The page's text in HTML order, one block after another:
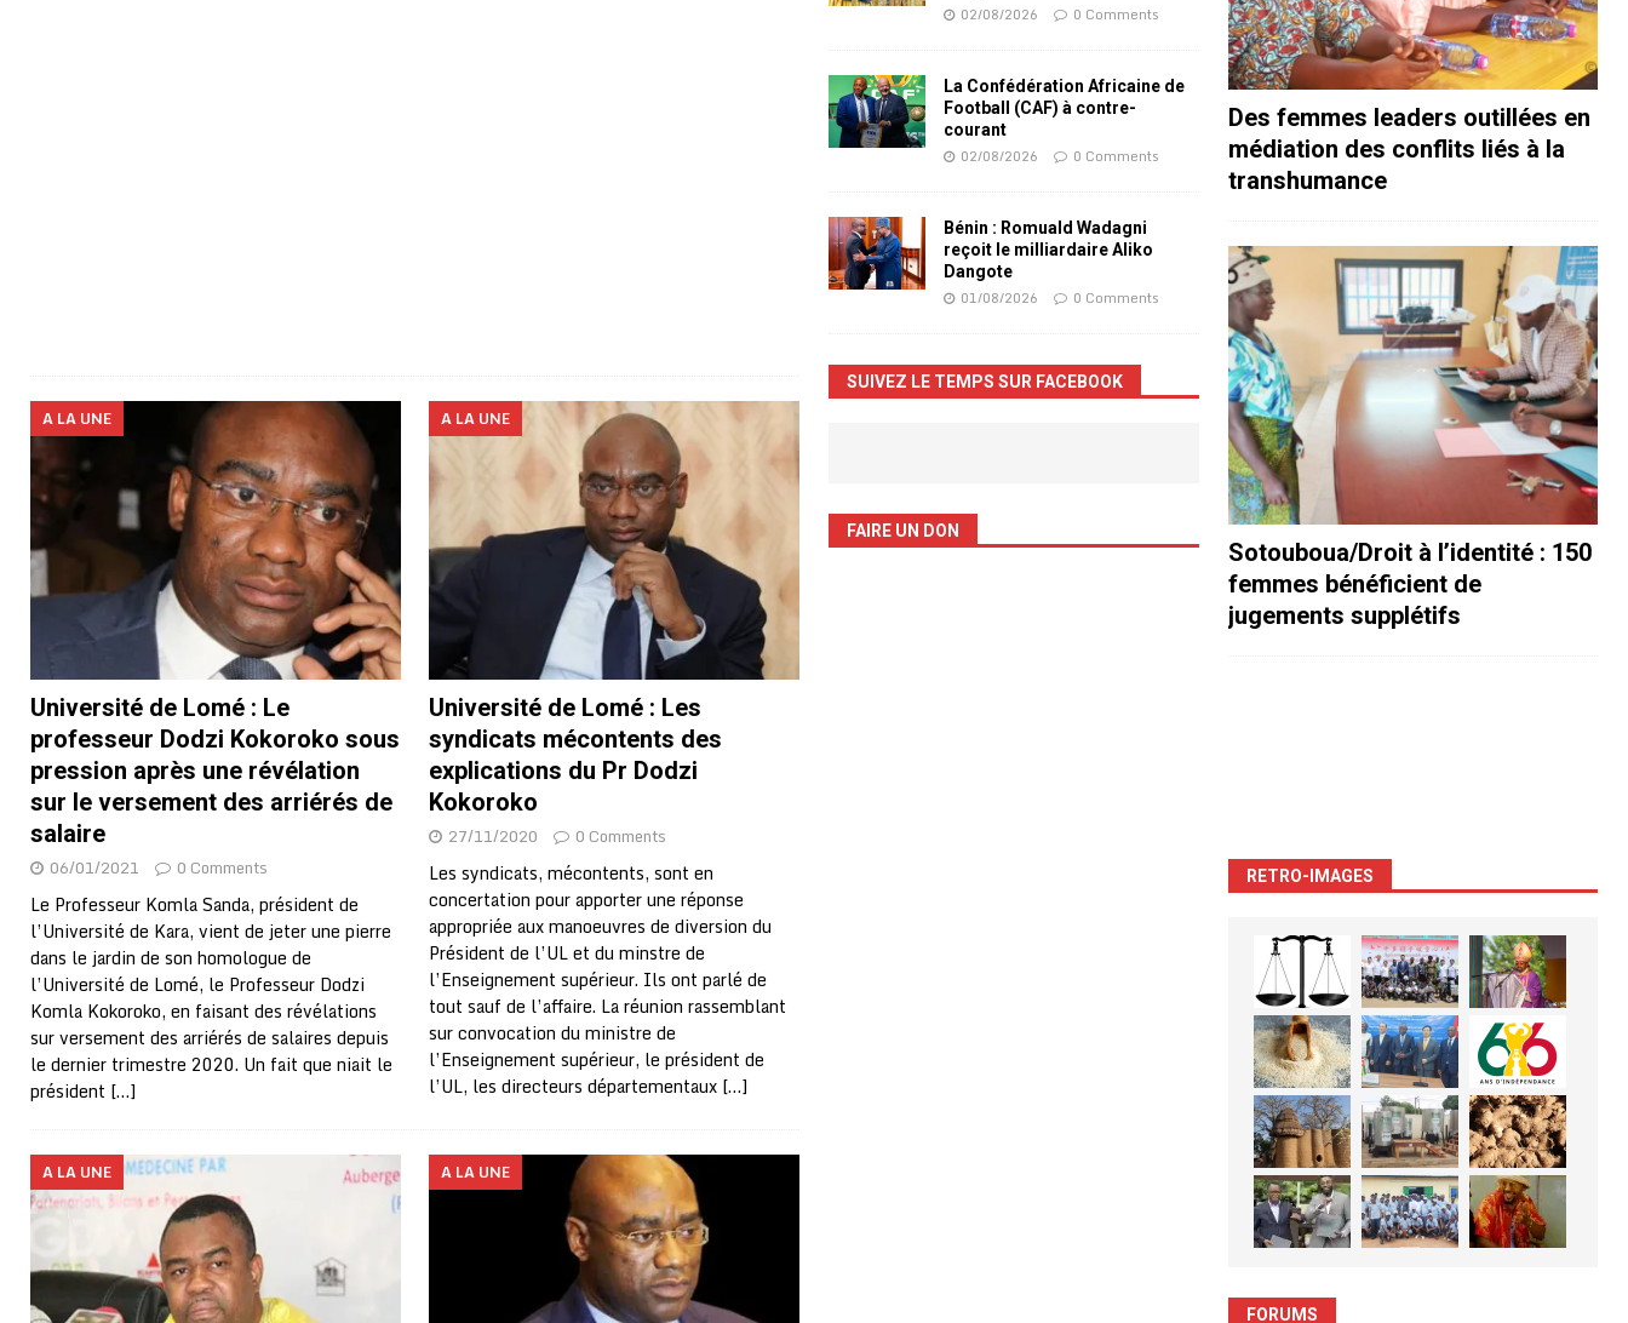
A LA UNE
Université de Lomé : Le
professeur Dodzi Kokoroko sous
pression après une révélation
sur le versement des arriérés de
salaire
06/01/2021 0 Comments
Le Professeur Komla Sanda, président de
l’Université de Kara, vient de jeter une pierre
dans le jardin de son homologue de
l’Université de Lomé, le Professeur Dodzi
Komla Kokoroko, en faisant des révélations
sur versement des arriérés de salaires depuis
le dernier trimestre 2020. Un fait que niait le
président […]
A LA UNE
Université de Lomé : Les
syndicats mécontents des
explications du Pr Dodzi
Kokoroko
27/11/2020 0 Comments
Les syndicats, mécontents, sont en
concertation pour apporter une réponse
appropriée aux manoeuvres de diversion du
Président de l’UL et du minstre de
l’Enseignement supérieur. Ils ont parlé de
tout sauf de l’affaire. La réunion rassemblant
sur convocation du ministre de
l’Enseignement supérieur, le président de
l’UL, les directeurs départementaux […]
A LA UNE A LA UNE
02/08/2026 0 Comments
La Confédération Africaine de
Football (CAF) à contre-
courant
02/08/2026 0 Comments
Bénin : Romuald Wadagni
reçoit le milliardaire Aliko
Dangote
01/08/2026 0 Comments
SUIVEZ LE TEMPS SUR FACEBOOK
FAIRE UN DON
Des femmes leaders outillées en
médiation des conflits liés à la
transhumance
Sotouboua/Droit à l’identité : 150
femmes bénéficient de
jugements supplétifs
RETRO-IMAGES
FORUMS